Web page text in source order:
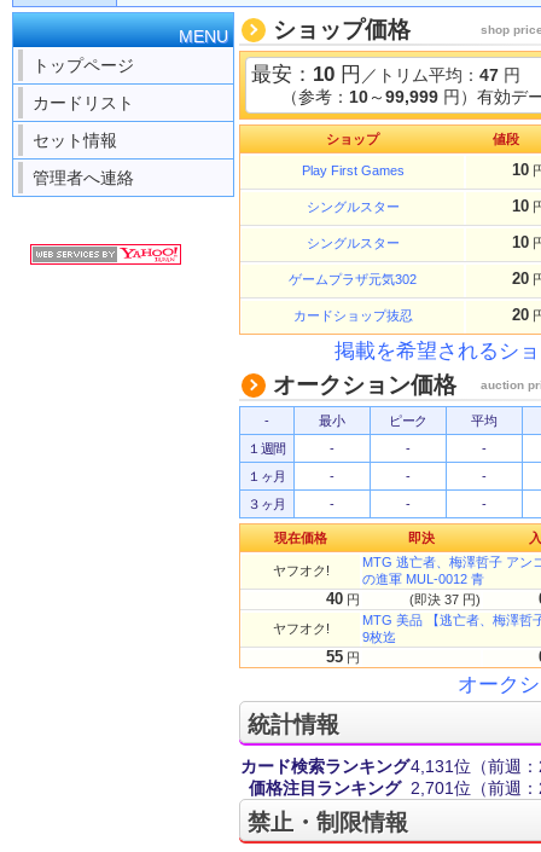
MENU
トップページ
カードリスト
セット情報
管理者へ連絡
ショップ価格 shop
最安： 10 円 ／トリム平均： 47 円
（参考： 10～99,999 円）有効デ
ショップ 値段
Play First Games 10
シングルスター 10
シングルスター 10
ゲームプラザ元気302 20
カードショップ抜忍 20
掲載を希望されるシ
オークション価格 auction
- 最小 ピーク
平均
１週間
- -
-
１ヶ月
- -
-
３ヶ月
- - -
現在価格 即決
ヤフオク!
MTG 逃亡者、梅澤哲子 アン
の進軍 MUL-0012 青
40 円 (即決 37 円)
ヤフオク!
MTG 美品 【逃亡者、梅澤哲
9枚迄
55 円
オーク
統計情報
カード検索ランキング4,131位 （前週
価格注目ランキング 2,701位 （前週
禁止・制限情報